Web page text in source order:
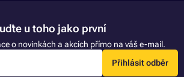
u toho jako první
o novinkách a akcích přímo na váš e-mail.
Přihlásit odběr